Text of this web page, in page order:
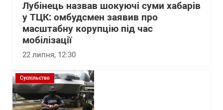
Лубінець назвав шокуючі суми хабарів
у ТЦК: омбудсмен заявив про
масштабну корупцію під час
мобілізації
22 липня, 12:30
Суспільство